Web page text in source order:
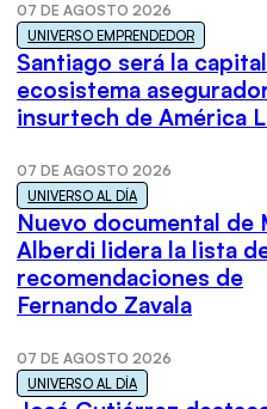
07 DE AGOSTO 2026
UNIVERSO EMPRENDEDOR
Santiago será la
ecosistema
insurtech de América
07 DE AGOSTO 2026
UNIVERSO AL DÍA
Nuevo documental de
Alberdi lidera la lista
recomendaciones de
Fernando Zavala
07 DE AGOSTO 2026
UNIVERSO AL DÍA